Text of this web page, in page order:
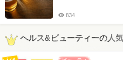
834
ヘルス&ビューティーの人